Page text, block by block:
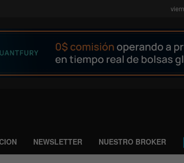
NEWSLETTER NUESTRO BROKER